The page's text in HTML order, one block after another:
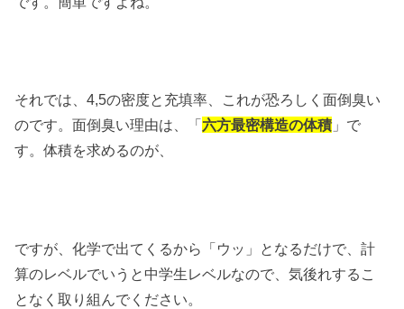
それでは、4,5の密度と充填率、これが恐ろしく面倒臭い
のです。面倒臭い理由は、「 六方最密構造の体積 」で
す。体積を求めるのが、
ですが、化学で出てくるから「ウッ」となるだけで、計
算のレベルでいうと中学生レベルなので、気後れするこ
となく取り組んでください。